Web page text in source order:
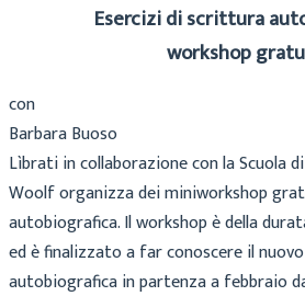
Esercizi di scrittura
workshop
con
Barbara Buoso
Lìbrati in collaborazione con la Scuola
Woolf organizza dei miniworkshop
autobiografica. Il workshop è della
ed è finalizzato a far conoscere il
autobiografica in partenza a febbraio